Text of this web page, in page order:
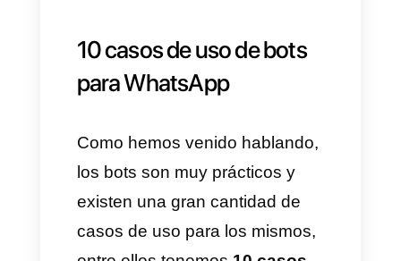
herramienta que permita
crearlos e integrarlos en tu
canal de comunicación y cabe
destacar que no solo se
pueden aplicar aWhatsApp
sino que también puedes